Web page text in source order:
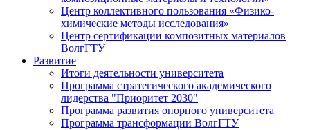
Центр коллективного пользования «Физико-
химические методы исследования»
Центр сертификации композитных материалов
ВолгГТУ
Развитие
Итоги деятельности университета
Программа стратегического академического
лидерства "Приоритет 2030"
Программа развития опорного университета
Программа трансформации ВолгГТУ